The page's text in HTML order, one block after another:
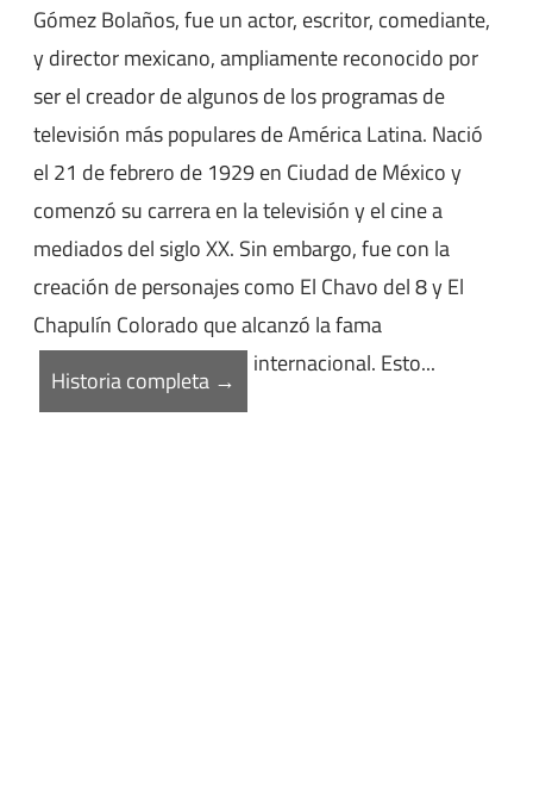
Gómez Bolaños, fue un actor, escritor, comediante,
y director mexicano, ampliamente reconocido por
ser el creador de algunos de los programas de
televisión más populares de América Latina. Nació
el 21 de febrero de 1929 en Ciudad de México y
comenzó su carrera en la televisión y el cine a
mediados del siglo XX. Sin embargo, fue con la
creación de personajes como El Chavo del 8 y El
Chapulín Colorado que alcanzó la fama
internacional. Esto...
Historia completa →